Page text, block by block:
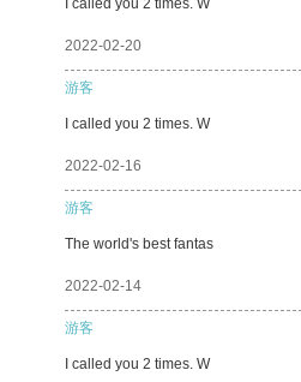
I called you 2 times. W
2022-02-20
游客
I called you 2 times. W
2022-02-16
游客
The world's best fantas
2022-02-14
游客
I called you 2 times. W